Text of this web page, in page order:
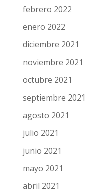
febrero 2022
enero 2022
diciembre 2021
noviembre 2021
octubre 2021
septiembre 2021
agosto 2021
julio 2021
junio 2021
mayo 2021
abril 2021